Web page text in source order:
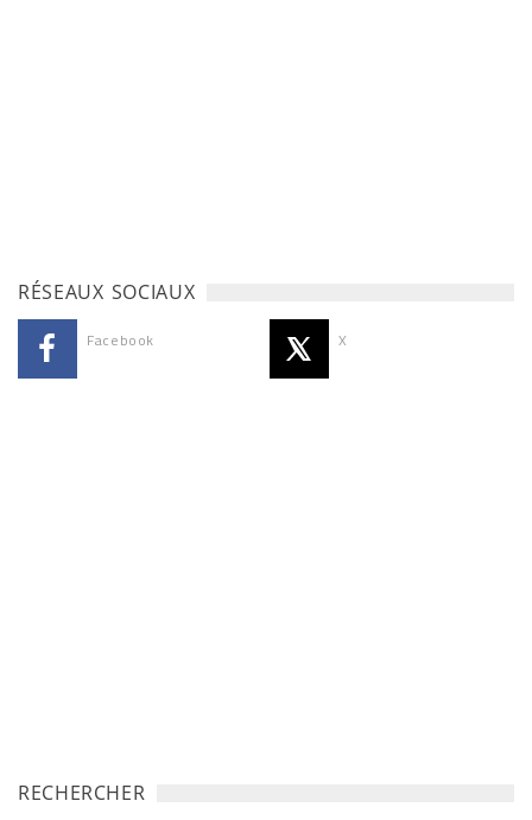
RÉSEAUX SOCIAUX
Facebook X
RECHERCHER